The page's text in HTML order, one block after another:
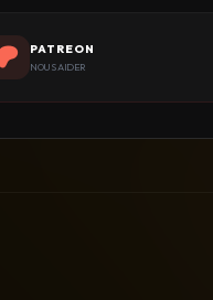
PATREON
NOUS AIDER